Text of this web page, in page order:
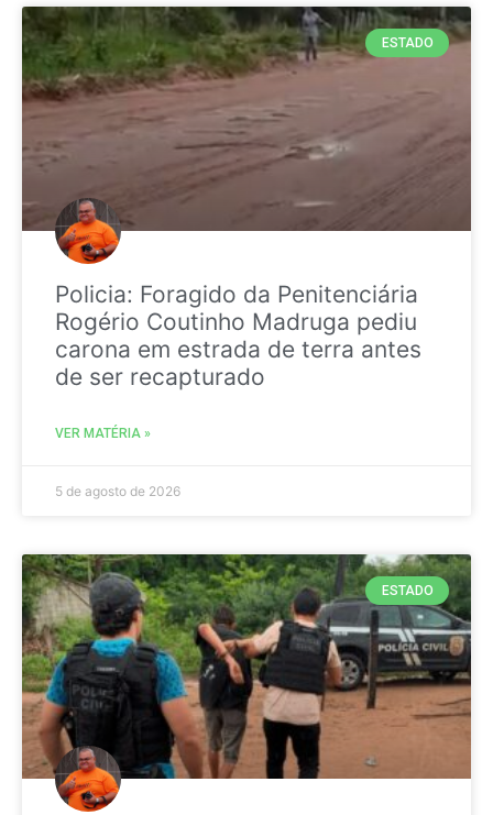
ESTADO
Policia: Foragido da Penitenciária
Rogério Coutinho Madruga pediu
carona em estrada de terra antes
de ser recapturado
VER MATÉRIA »
5 de agosto de 2026
ESTADO